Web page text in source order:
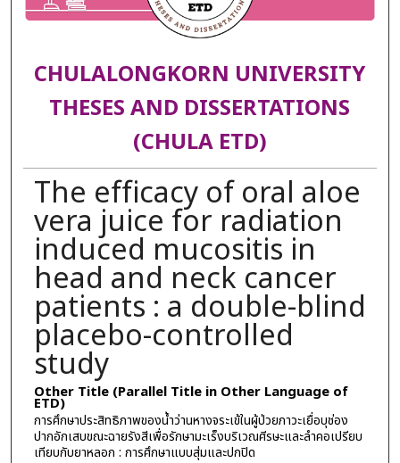
CHULALONGKORN UNIVERSITY
THESES AND DISSERTATIONS
(CHULA ETD)
The efficacy of oral aloe
vera juice for radiation
induced mucositis in
head and neck cancer
patients : a double-blind
placebo-controlled
study
Other Title (Parallel Title in Other Language of
ETD)
การศึกษาประสิทธิภาพของน้ำว่านหางจระเข้ในผู้ป่วยภาวะเยื่อบุช่อง
ปากอักเสบขณะฉายรังสีเพื่อรักษามะเร็งบริเวณศีรษะและลำคอเปรียบ
เทียบกับยาหลอก : การศึกษาแบบสุ่มและปกปิด